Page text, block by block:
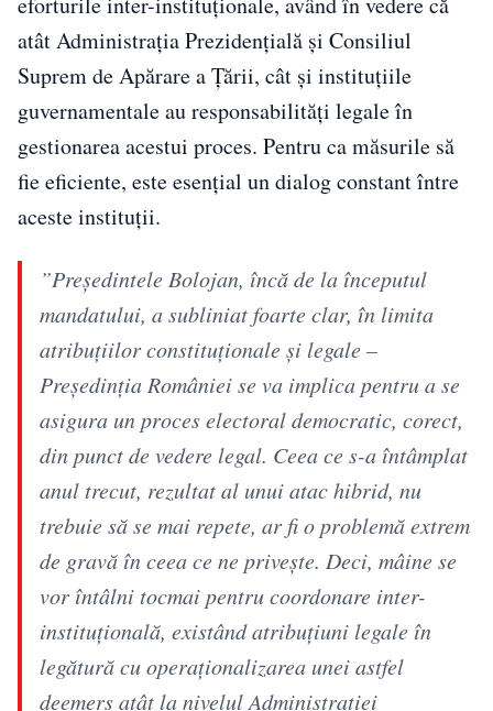
atât Administrația Prezidențială și Consiliul
Suprem de Apărare a Țării, cât și instituțiile
guvernamentale au responsabilități legale în
gestionarea acestui proces. Pentru ca măsurile să
fie eficiente, este esențial un dialog constant între
aceste instituții.
”Preşedintele Bolojan, încă de la începutul
mandatului, a subliniat foarte clar, în limita
atribuţiilor constituţionale şi legale –
Preşedinţia României se va implica pentru a se
asigura un proces electoral democratic, corect,
din punct de vedere legal. Ceea ce s-a întâmplat
anul trecut, rezultat al unui atac hibrid, nu
trebuie să se mai repete, ar fi o problemă extrem
de gravă în ceea ce ne priveşte. Deci, mâine se
vor întâlni tocmai pentru coordonare inter-
instituţională, existând atribuţiuni legale în
legătură cu operaţionalizarea unei astfel
deemers atât la nivelul Administraţiei